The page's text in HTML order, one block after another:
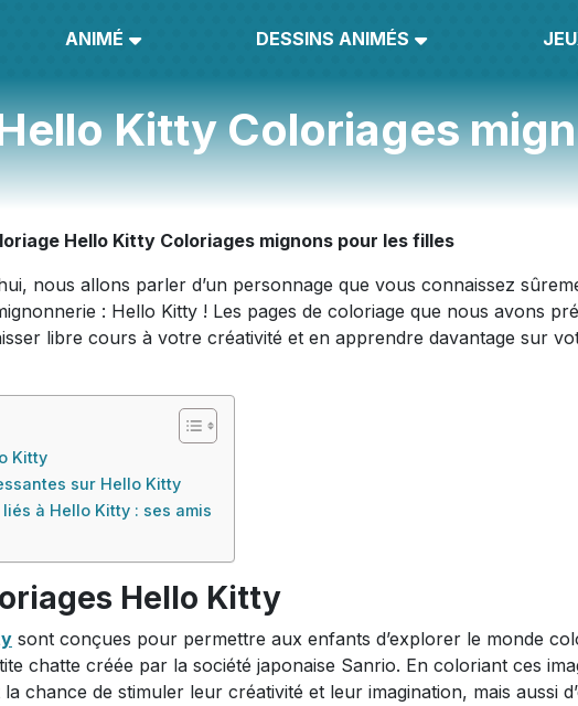
ANIMÉ DESSINS ANIMÉS
Kitty Coloriages
Hello Kitty Coloriages mignons pour les filles
nous allons parler d’un personnage que vous connaissez
: Hello Kitty ! Les pages de coloriage que nous avons
libre cours à votre créativité et en apprendre davantage sur
Kitty
sur Hello Kitty
à Hello Kitty : ses amis
Hello Kitty
sont conçues pour permettre aux enfants d’explorer le monde
chatte créée par la société japonaise Sanrio. En coloriant ces
chance de stimuler leur créativité et leur imagination, mais aussi